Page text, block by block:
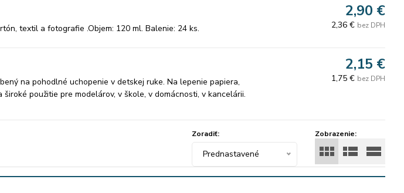
textil a fotografie .Objem: 120 ml. Balenie: 24 ks.
2,90 €
2,36 € bez DPH
na pohodlné uchopenie v detskej ruke. Na lepenie papiera,
použitie pre modelárov, v škole, v domácnosti, v kancelárii.
2,15 €
1,75 € bez DPH
Zobrazenie:
Zoradiť:
Prednastavené